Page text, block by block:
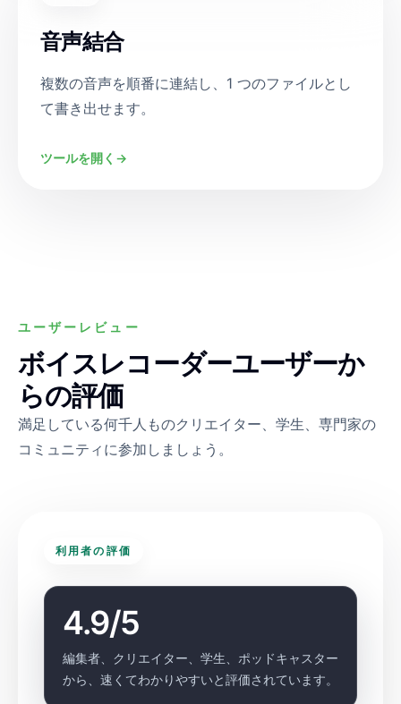
音声結合
複数の音声を順番に連結し、1 つのファイルとし
て書き出せます。
ツールを開く →
ユーザーレビュー
ボイスレコーダーユーザーか
らの評価
満足している何千人ものクリエイター、学生、専門家の
コミュニティに参加しましょう。
利用者の評価
4.9/5
編集者、クリエイター、学生、ポッドキャスター
から、速くてわかりやすいと評価されています。